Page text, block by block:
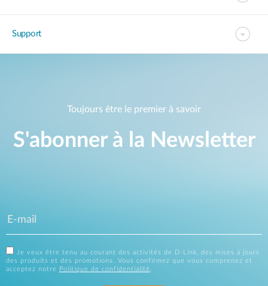
Support
Toujours être le premier à savoir
S'abonner à la Newsletter
Je veux être tenu au courant des activités de D-Link, des mises à jours
des produits et des promotions. Vous confirmez que vous comprenez et
acceptez notre
Politique de confidentialité.